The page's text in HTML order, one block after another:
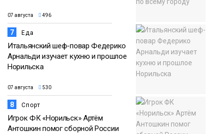
07 августа 496
7 Еда
Итальянский шеф-повар Федерико
Арнальди изучает кухню и прошлое
Норильска
07 августа 530
8 Спорт
Игрок ФК «Норильск» Артём
Антошкин помог сборной России